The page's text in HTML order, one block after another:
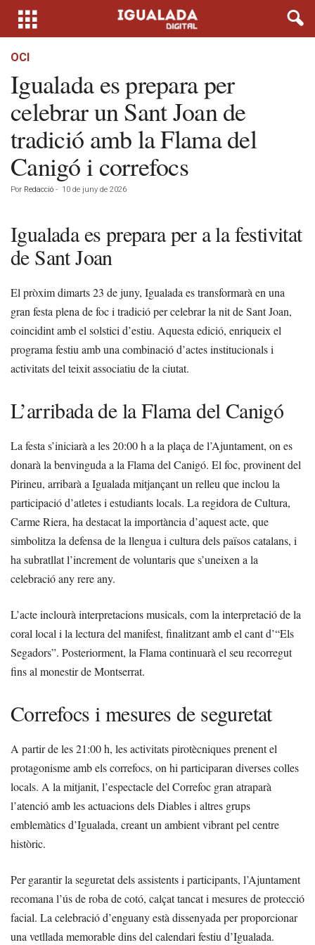
OCI
Igualada es prepara per
celebrar un Sant Joan de
tradició amb la Flama del
Canigó i correfocs
Por Redacció - 10 de juny de 2026
Igualada es prepara per a la festivitat
de Sant Joan
El pròxim dimarts 23 de juny, Igualada es transformarà en una
gran festa plena de foc i tradició per celebrar la nit de Sant Joan,
coincidint amb el solstici d’estiu. Aquesta edició, enriqueix el
programa festiu amb una combinació d’actes institucionals i
activitats del teixit associatiu de la ciutat.
L’arribada de la Flama del Canigó
La festa s’iniciarà a les 20:00 h a la plaça de l’Ajuntament, on es
donarà la benvinguda a la Flama del Canigó. El foc, provinent del
Pirineu, arribarà a Igualada mitjançant un relleu que inclou la
participació d’atletes i estudiants locals. La regidora de Cultura,
Carme Riera, ha destacat la importància d’aquest acte, que
simbolitza la defensa de la llengua i cultura dels països catalans, i
ha subratllat l’increment de voluntaris que s’uneixen a la
celebració any rere any.
L’acte inclourà interpretacions musicals, com la interpretació de la
coral local i la lectura del manifest, finalitzant amb el cant d’“Els
Segadors”. Posteriorment, la Flama continuarà el seu recorregut
fins al monestir de Montserrat.
Correfocs i mesures de seguretat
A partir de les 21:00 h, les activitats pirotècniques prenent el
protagonisme amb els correfocs, on hi participaran diverses colles
locals. A la mitjanit, l’espectacle del Correfoc gran atraparà
l’atenció amb les actuacions dels Diables i altres grups
emblemàtics d’Igualada, creant un ambient vibrant pel centre
històric.
Per garantir la seguretat dels assistents i participants, l’Ajuntament
recomana l’ús de roba de cotó, calçat tancat i mesures de protecció
facial. La celebració d’enguany està dissenyada per proporcionar
una vetllada memorable dins del calendari festiu d’Igualada.